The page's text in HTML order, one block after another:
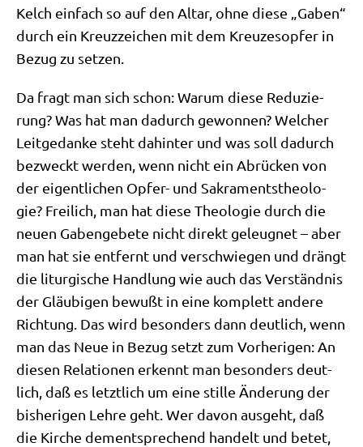
Kelch ein­fach so auf den Altar, ohne die­se „Gaben“
durch ein Kreuz­zei­chen mit dem Kreu­zes­op­fer in
Bezug zu setzen.
Da fragt man sich schon: War­um die­se Redu­zie­
rung? Was hat man dadurch gewon­nen? Wel­cher
Leit­ge­dan­ke steht dahin­ter und was soll dadurch
bezweckt wer­den, wenn nicht ein Abrücken von
der eigent­li­chen Opfer- und Sakra­ments­theo­lo­
gie? Frei­lich, man hat die­se Theo­lo­gie durch die
neu­en Gaben­ge­be­te nicht direkt geleug­net – aber
man hat sie ent­fernt und ver­schwie­gen und drängt
die lit­ur­gi­sche Hand­lung wie auch das Ver­ständ­nis
der Gläu­bi­gen bewußt in eine kom­plett ande­re
Rich­tung. Das wird beson­ders dann deut­lich, wenn
man das Neue in Bezug setzt zum Vor­he­ri­gen: An
die­sen Rela­tio­nen erkennt man beson­ders deut­
lich, daß es letzt­lich um eine stil­le Ände­rung der
bis­he­ri­gen Leh­re geht. Wer davon aus­geht, daß
die Kir­che dem­entspre­chend han­delt und betet,